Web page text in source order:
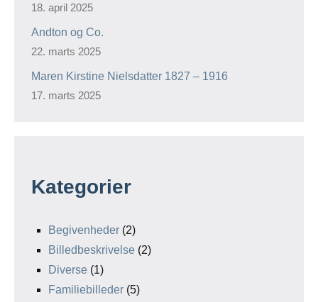
18. april 2025
Andton og Co.
22. marts 2025
Maren Kirstine Nielsdatter 1827 – 1916
17. marts 2025
Kategorier
Begivenheder (2)
Billedbeskrivelse (2)
Diverse (1)
Familiebilleder (5)